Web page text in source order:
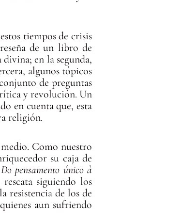
tiempos de crisis
de un libro de
en la segunda,
algunos tópicos
de preguntas
y revolución. Un
en cuenta que, esta
religión.
Como nuestro
su caja de
pensamento único à
siguiendo los
resistencia de los de
aun sufriendo